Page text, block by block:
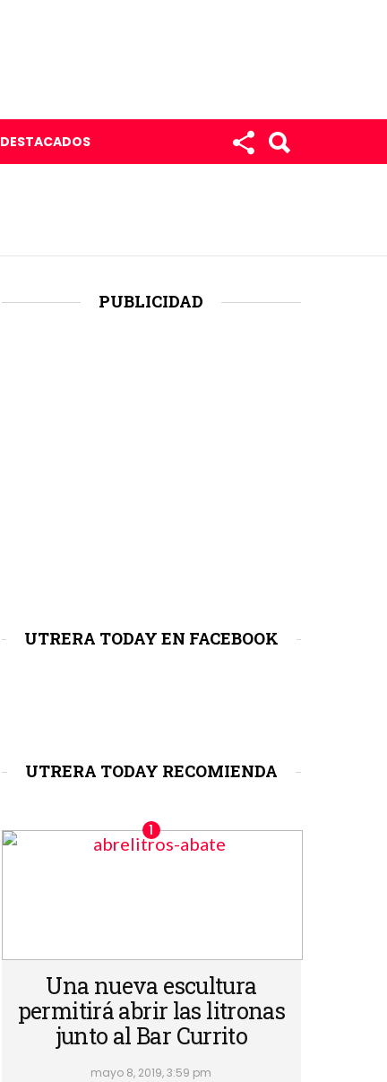
DESTACADOS
PUBLICIDAD
UTRERA TODAY EN FACEBOOK
UTRERA TODAY RECOMIENDA
Una nueva escultura
permitirá abrir las litronas
junto al Bar Currito
mayo 8, 2019, 3:59 pm